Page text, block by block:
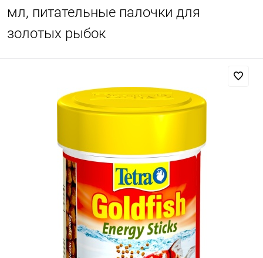
мл, питательные палочки для
золотых рыбок